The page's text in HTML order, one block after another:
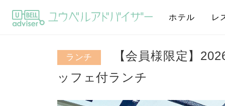
ホテル レ
ランチ
【会員様限定】
ッフェ付ランチ